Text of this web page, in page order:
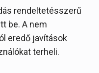
rendeltetésszerű
be. A nem
eredő javítások
terheli.